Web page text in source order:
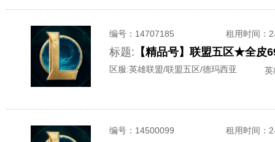
编号： 14707185 租用时间 ：
标题: 【精品号】联盟五区★全
区服:英雄联盟/联盟五区/德玛西亚
编号： 14500099 租用时间 ：